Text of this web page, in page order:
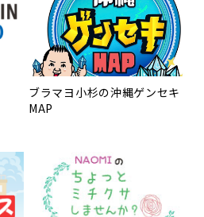
ブラマヨ小杉の沖縄ゲンセキ
MAP